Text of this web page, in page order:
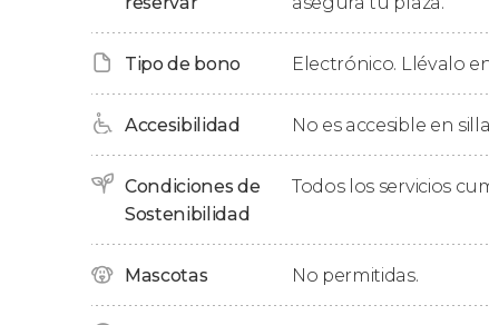
Excursión con comida
Si lo deseáis podéis contratar estaexcursión
consistirá en unbuffet de carnesy
Cambios en el itinerario
Durante latemporada de invierno, en lugar
invernal.
Tipo de bono Electrónico. Llévalo
Accesibilidad No es accesible en
Condiciones de
Sostenibilidad
Todos los servicios
Mascotas No permitidas.